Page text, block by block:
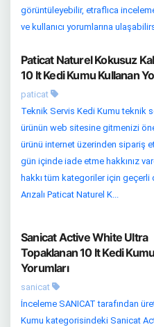
görüntüleyebilir, etraflıca
ve kullanıcı yorumlarına
Paticat Naturel Kokusuz
10 lt Kedi Kumu Kullanan
paticat
Teknik Servis Kedi Kumu teknik
ürünün web sitesine gitmenizi
ürünü internet üzerinden sipariş
gün içinde iade etme hakkınız
hakkı tüm kategoriler için geçerli
Arızalı Paticat Naturel K...
Sanicat Active White Ultra
Topaklanan 10 lt Kedi
Yorumları
sanicat
İnceleme SANICAT tarafından
Kumu kategorisindeki Sanicat